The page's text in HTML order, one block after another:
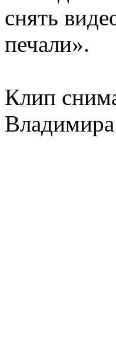
снять
печали».
Клип
Владимира